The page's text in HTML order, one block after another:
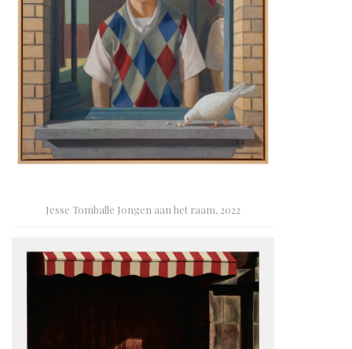
Jesse Tomballe Jongen aan het raam, 2022